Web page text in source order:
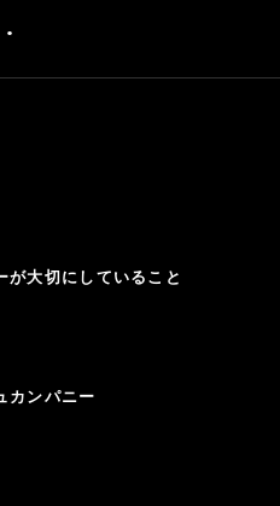
が大切にしていること
カンパニー